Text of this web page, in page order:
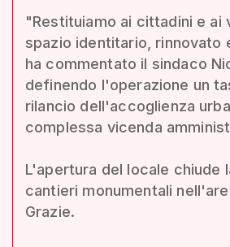
"Restituiamo ai cittadini e ai
spazio identitario, rinnovato
ha commentato il sindaco
definendo l'operazione un
rilancio dell'accoglienza
complessa vicenda
L'apertura del locale chiude
cantieri monumentali
Grazie.